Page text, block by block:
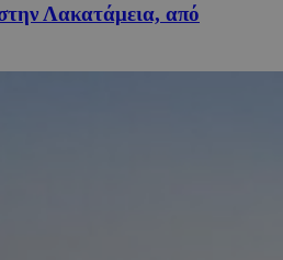
Λακατάμεια, από